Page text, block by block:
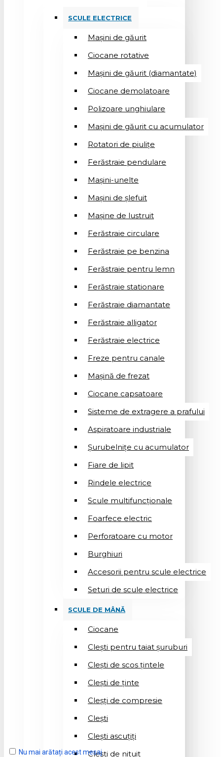
SCULE ELECTRICE
Mașini de găurit
Ciocane rotative
Mașini de găurit (diamantate)
Ciocane demolatoare
Polizoare unghiulare
Mașini de găurit cu acumulator
Rotatori de piuliţe
Ferăstraie pendulare
Mașini-unelte
Mașini de șlefuit
Mașinе de lustruit
Ferăstraie circulare
Ferăstraie pe benzina
Ferăstraie pentru lemn
Ferăstraie stationare
Ferăstraie diamantate
Ferăstraie alligator
Ferăstraie electrice
Freze pentru canale
Mașină de frezat
Ciocane capsatoare
Sisteme de extragere a prafului
Aspiratoare industriale
Șurubelnițe cu acumulator
Fiare de lipit
Rindele electrice
Scule multifuncționale
Foarfece electric
Perforatoare cu motor
Burghiuri
Accesorii pentru scule electrice
Seturi de scule electrice
SCULE DE MÂNĂ
Ciocane
Cleşti pentru taiat șuruburi
Clești de scos țintele
Clești de ținte
Cleșți de compresie
Cleşti
Clești ascuțiți
Cleşti de nituit
Nu mai arătați acest mesaj